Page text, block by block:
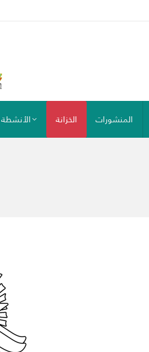
المنشورات الخزانة الأنشطة